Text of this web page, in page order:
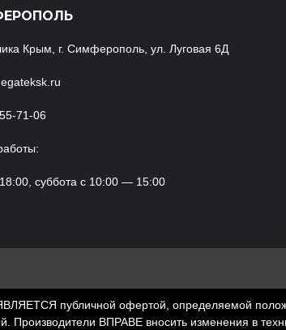
Крым, г. Симферополь, ул. Луговая 6Д
71-06
суббота с 10:00 — 15:00
публичной офертой, определяемой
ВПРАВЕ вносить изменения в